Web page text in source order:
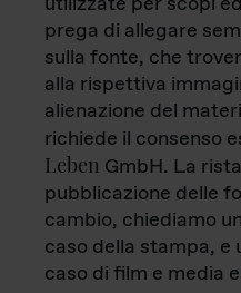
prega di allegare
sulla fonte, che
alla rispettiva
alienazione del
richiede il consenso
Leben GmbH. La
pubblicazione delle
cambio, chiediamo
caso della stampa, e
caso di film e media